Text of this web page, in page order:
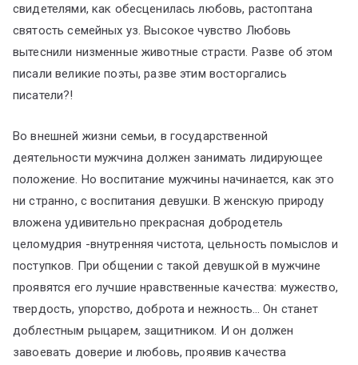
свидетелями, как обесценилась любовь, растоптана
святость семейных уз. Высокое чувство Любовь
вытеснили низменные животные страсти. Разве об этом
писали великие поэты, разве этим восторгались
писатели?!
Во внешней жизни семьи, в государственной
деятельности мужчина должен занимать лидирующее
положение. Но воспитание мужчины начинается, как это
ни странно, с воспитания девушки. В женскую природу
вложена удивительно прекрасная добродетель
целомудрия -внутренняя чистота, цельность помыслов и
поступков. При общении с такой девушкой в мужчине
проявятся его лучшие нравственные качества: мужество,
твердость, упорство, доброта и нежность… Он станет
доблестным рыцарем, защитником. И он должен
завоевать доверие и любовь, проявив качества